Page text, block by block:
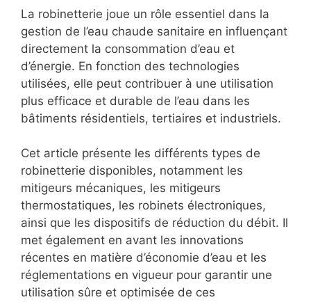
La robinetterie joue un rôle essentiel dans la
gestion de l’eau chaude sanitaire en influençant
directement la consommation d’eau et
d’énergie. En fonction des technologies
utilisées, elle peut contribuer à une utilisation
plus efficace et durable de l’eau dans les
bâtiments résidentiels, tertiaires et industriels.
Cet article présente les différents types de
robinetterie disponibles, notamment les
mitigeurs mécaniques, les mitigeurs
thermostatiques, les robinets électroniques,
ainsi que les dispositifs de réduction du débit. Il
met également en avant les innovations
récentes en matière d’économie d’eau et les
réglementations en vigueur pour garantir une
utilisation sûre et optimisée de ces